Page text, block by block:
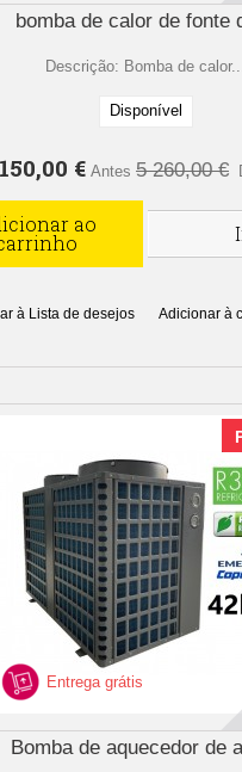
bomba de calor de fonte
Descrição: Bomba de
Disponível
€ Antes 5 260,00 €
ao
à Lista de desejos Adicionar à
Entrega grátis
Bomba de aquecedor de